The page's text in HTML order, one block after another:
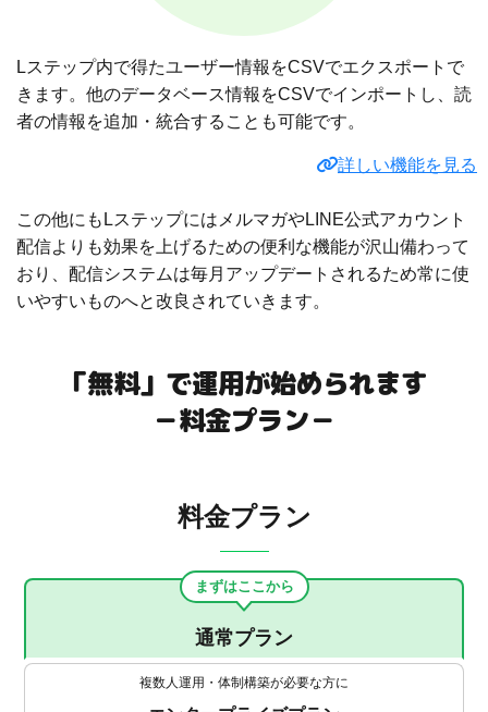
Lステップ内で得たユーザー情報をCSVでエクスポートで
きます。他のデータベース情報をCSVでインポートし、読
者の情報を追加・統合することも可能です。
詳しい機能を見る
この他にもLステップにはメルマガやLINE公式アカウント
配信よりも効果を上げるための便利な機能が沢山備わって
おり、配信システムは毎月アップデートされるため常に使
いやすいものへと改良されていきます。
「無料」で運用が始められます
－料金プラン－
料金プラン
まずはここから
通常プラン
複数人運用・体制構築が必要な方に